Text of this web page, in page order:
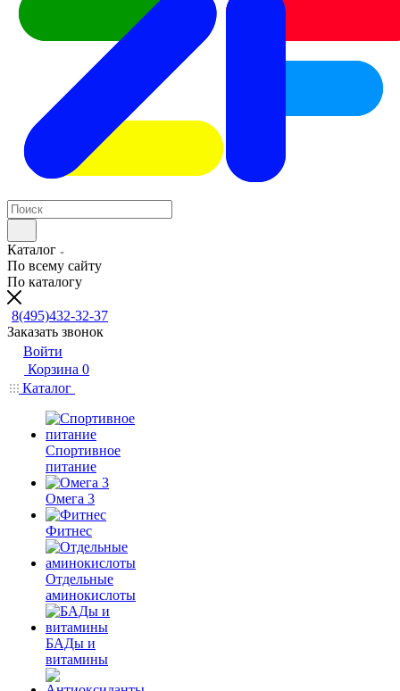
Каталог
По всему сайту
По каталогу
8(495)432-32-37
Заказать звонок
Войти
Корзина 0
Каталог
Спортивное
питание
Омега 3
Фитнес
Отдельные
аминокислоты
БАДы и
витамины